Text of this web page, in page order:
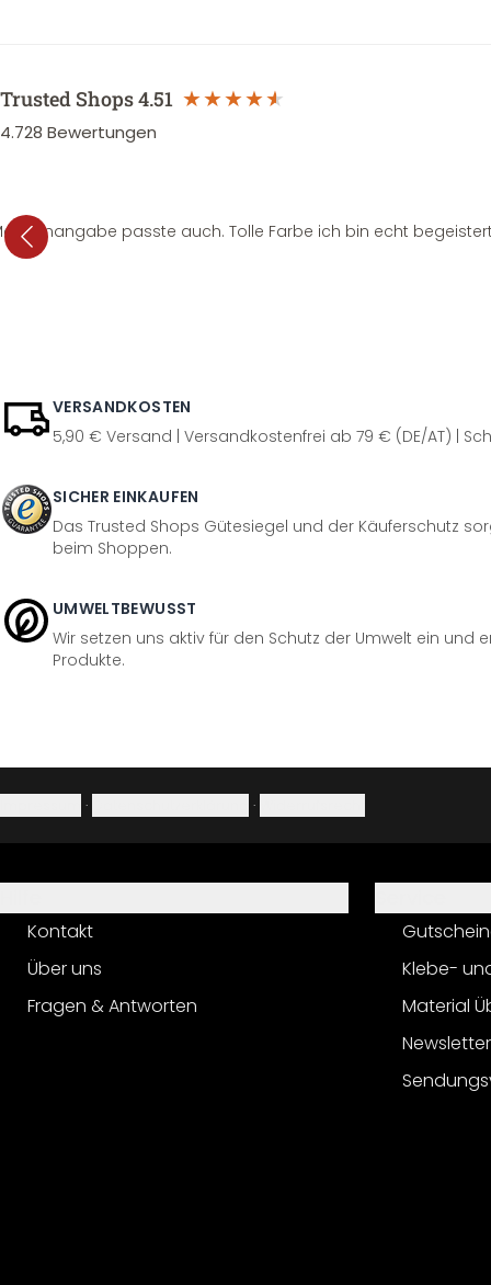
Trusted Shops4.51
4.728 Bewertungen
passte auch. Tolle Farbe ich bin echt
VERSANDKOSTEN
5,90 € Versand | Versandkostenfrei ab 79 € (DE/AT) |
SICHER EINKAUFEN
Das Trusted Shops Gütesiegel und der Käuferschutz
beim Shoppen.
UMWELTBEWUSST
Wir setzen uns aktiv für den Schutz der Umwelt ein und
Produkte.
· ·
Kontakt
Über uns
Fragen & Antworten
Klebe-
Material